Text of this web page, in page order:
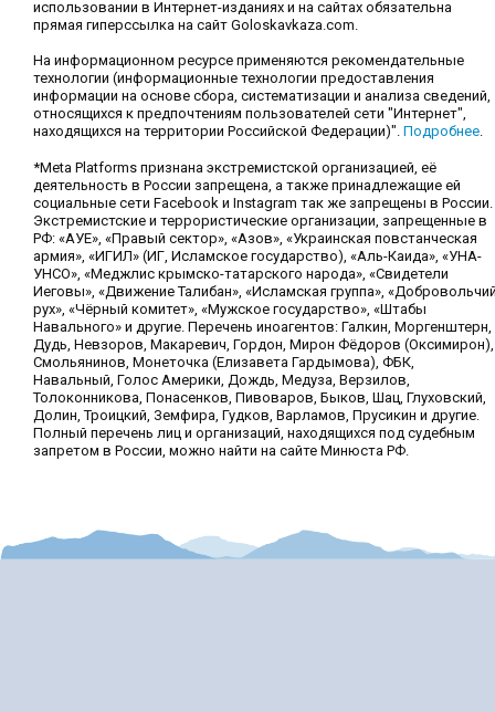
использовании в Интернет-изданиях и на сайтах обязательна
прямая гиперссылка на сайт Goloskavkaza.com.
На информационном ресурсе применяются рекомендательные
технологии (информационные технологии предоставления
информации на основе сбора, систематизации и анализа сведений,
относящихся к предпочтениям пользователей сети "Интернет",
находящихся на территории Российской Федерации)". Подробнее.
*Meta Platforms признана экстремистской организацией, её
деятельность в России запрещена, а также принадлежащие ей
социальные сети Facebook и Instagram так же запрещены в России.
Экстремистские и террористические организации, запрещенные в
РФ: «АУЕ», «Правый сектор», «Азов», «Украинская повстанческая
армия», «ИГИЛ» (ИГ, Исламское государство), «Аль-Каида», «УНА-
УНСО», «Меджлис крымско-татарского народа», «Свидетели
Иеговы», «Движение Талибан», «Исламская группа»,
рух», «Чёрный комитет», «Мужское государство», «Штабы
Навального» и другие. Перечень иноагентов: Галкин, Моргенштерн,
Дудь, Невзоров, Макаревич, Гордон, Мирон Фёдоров (Оксимирон),
Смольянинов, Монеточка (Елизавета Гардымова), ФБК,
Навальный, Голос Америки, Дождь, Медуза, Верзилов,
Толоконникова, Понасенков, Пивоваров, Быков, Шац, Глуховский,
Долин, Троицкий, Земфира, Гудков, Варламов, Прусикин и другие.
Полный перечень лиц и организаций, находящихся под судебным
запретом в России, можно найти на сайте Минюста РФ.